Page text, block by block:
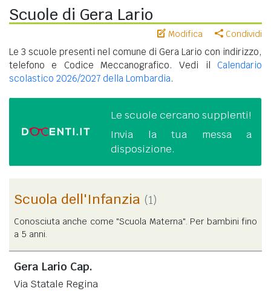
Scuole di Gera Lario
Modifica Condividi
Le 3 scuole presenti nel comune di Gera Lario con indirizzo,
telefono e Codice Meccanografico. Vedi il Calendario
scolastico 2026/2027 della Lombardia.
Le scuole cercano supplenti!
Invia la tua messa a
disposizione.
Scuola dell'Infanzia (1)
Conosciuta anche come "Scuola Materna". Per bambini fino
a 5 anni.
Gera Lario Cap.
Via Statale Regina